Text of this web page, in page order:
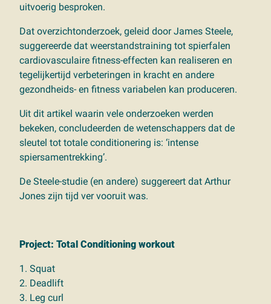
uitvoerig besproken.
Dat overzichtonderzoek, geleid door James Steele,
suggereerde dat weerstandstraining tot spierfalen
cardiovasculaire fitness-effecten kan realiseren en
tegelijkertijd verbeteringen in kracht en andere
gezondheids- en fitness variabelen kan produceren.
Uit dit artikel waarin vele onderzoeken werden
bekeken, concludeerden de wetenschappers dat de
sleutel tot totale conditionering is: ‘intense
spiersamentrekking’.
De Steele-studie (en andere) suggereert dat Arthur
Jones zijn tijd ver vooruit was.
Project: Total Conditioning workout
1. Squat
2. Deadlift
3. Leg curl